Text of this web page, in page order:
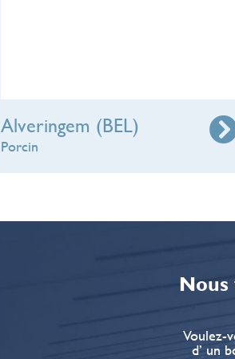
Alveringem (BEL)
Porcin
Nous
Voulez-
d’ un